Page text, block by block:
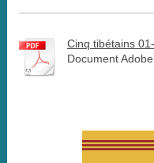
Cinq tibétains
Document